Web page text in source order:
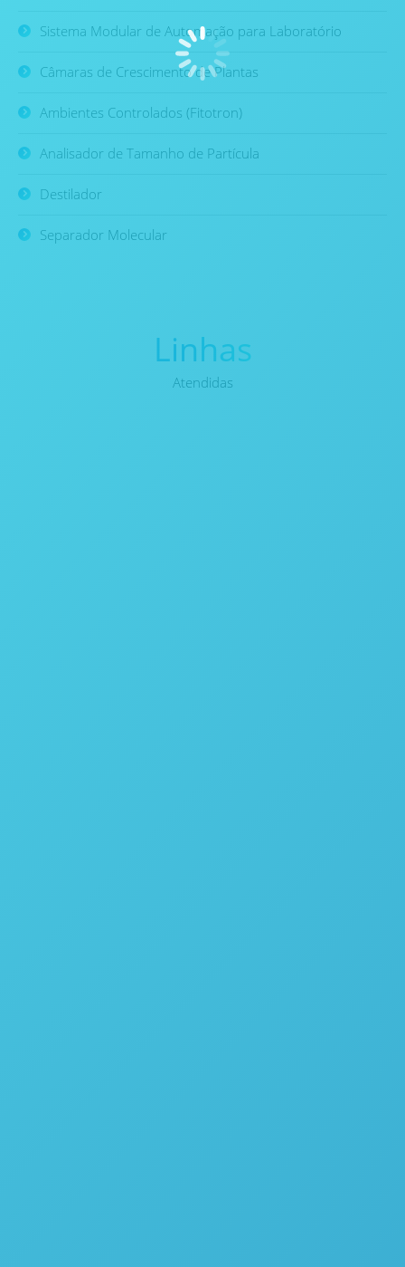
Sistema Modular de Automação para Laboratório
Câmaras de Crescimento de Plantas
Ambientes Controlados (Fitotron)
Analisador de Tamanho de Partícula
Destilador
Separador Molecular
Linhas
Atendidas